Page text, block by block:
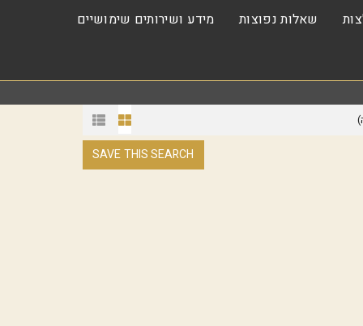
שאלות נפוצות מידע ושירותים שימושיים
SAVE THIS SEARCH